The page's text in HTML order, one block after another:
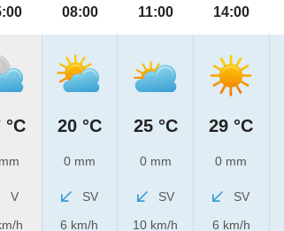
°C
V
h
08:00
20 °C
0 mm
SV
6 km/h
11:00
25 °C
0 mm
SV
10 km/h
14:00
29 °C
0 mm
SV
6 km/h